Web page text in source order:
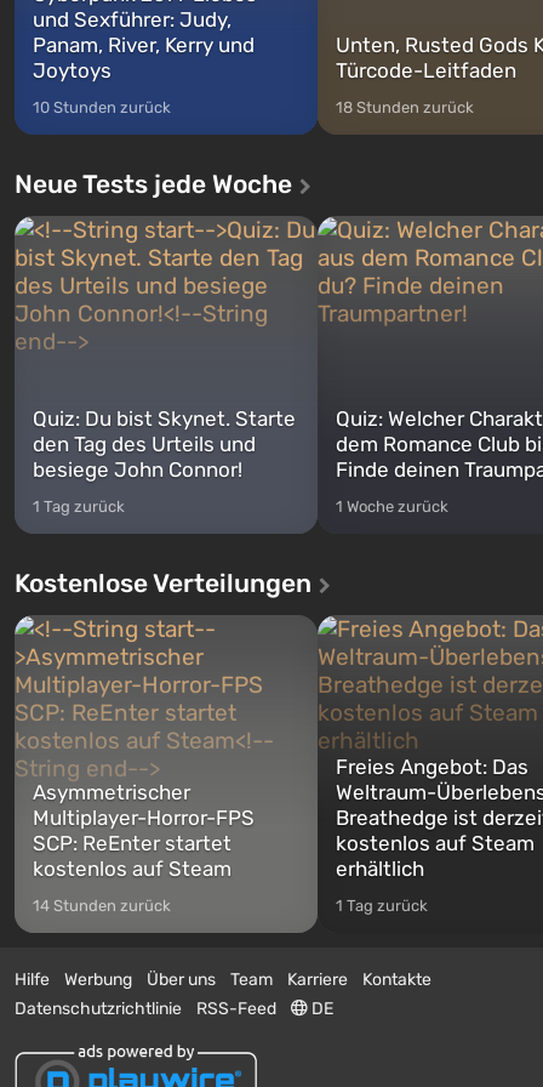
und Sexführer: Judy,
Panam, River, Kerry und
Joytoys
10 Stunden zurück
Unten, Rusted Gods
Türcode-Leitfaden
18 Stunden zurück
Neue Tests jede Woche
Quiz: Du bist Skynet. Starte
den Tag des Urteils und
besiege John Connor!
1 Tag zurück
Quiz: Welcher
dem Romance Club
Finde deinen
1 Woche zurück
Kostenlose Verteilungen
Asymmetrischer
Multiplayer-Horror-FPS
SCP: ReEnter startet
kostenlos auf Steam
14 Stunden zurück
Freies Angebot: Das
Weltraum-
Breathedge ist
kostenlos auf Steam
erhältlich
1 Tag zurück
Hilfe Werbung Über uns Team Karriere
Kontakte
Datenschutzrichtlinie
RSS-Feed DE